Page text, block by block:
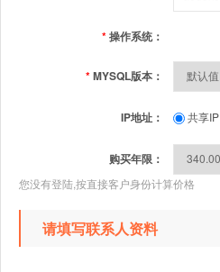
*操作系统：
*MYSQL版本：
IP地址： 共享IP
购买年限：
您没有登陆,按直接客户身份计算价格
请填写联系人资料